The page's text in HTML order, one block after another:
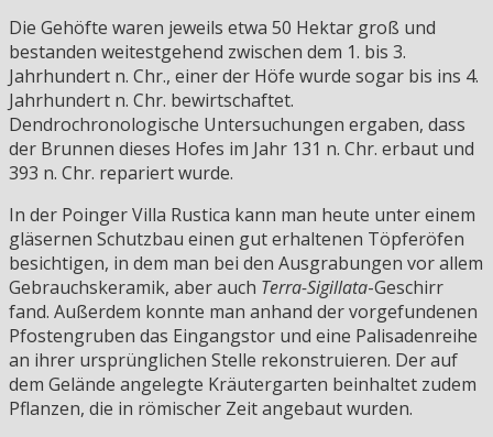
Die Gehöfte waren jeweils etwa 50 Hektar groß und
bestanden weitestgehend zwischen dem 1. bis 3.
Jahrhundert n. Chr., einer der Höfe wurde sogar bis ins 4.
Jahrhundert n. Chr. bewirtschaftet.
Dendrochronologische Untersuchungen ergaben, dass
der Brunnen dieses Hofes im Jahr 131 n. Chr. erbaut und
393 n. Chr. repariert wurde.
In der Poinger Villa Rustica kann man heute unter einem
gläsernen Schutzbau einen gut erhaltenen Töpferöfen
besichtigen, in dem man bei den Ausgrabungen vor allem
Gebrauchskeramik, aber auch Terra-Sigillata-Geschirr
fand. Außerdem konnte man anhand der vorgefundenen
Pfostengruben das Eingangstor und eine Palisadenreihe
an ihrer ursprünglichen Stelle rekonstruieren. Der auf
dem Gelände angelegte Kräutergarten beinhaltet zudem
Pflanzen, die in römischer Zeit angebaut wurden.